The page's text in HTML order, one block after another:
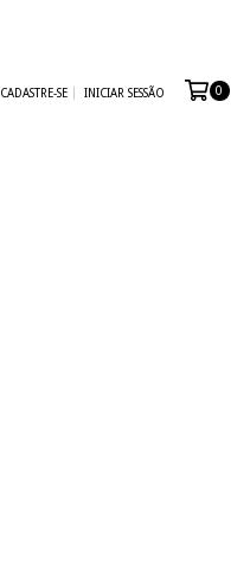
CADASTRE-SE INICIAR SESSÃO 0